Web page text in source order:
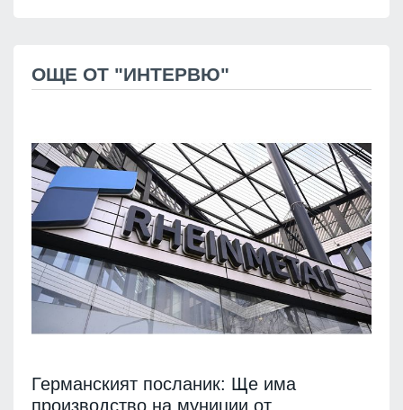
ОЩЕ ОТ "ИНТЕРВЮ"
Германският посланик: Ще има
производство на муниции от